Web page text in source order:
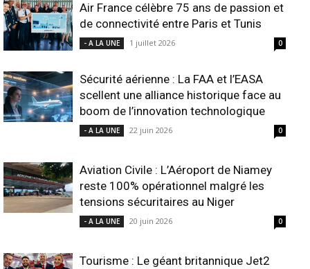
Air France célèbre 75 ans de passion et
de connectivité entre Paris et Tunis
- A LA UNE 1 juillet 2026 0
Sécurité aérienne : La FAA et l’EASA
scellent une alliance historique face au
boom de l’innovation technologique
- A LA UNE 22 juin 2026 0
Aviation Civile : L’Aéroport de Niamey
reste 100% opérationnel malgré les
tensions sécuritaires au Niger
- A LA UNE 20 juin 2026 0
Tourisme : Le géant britannique Jet2